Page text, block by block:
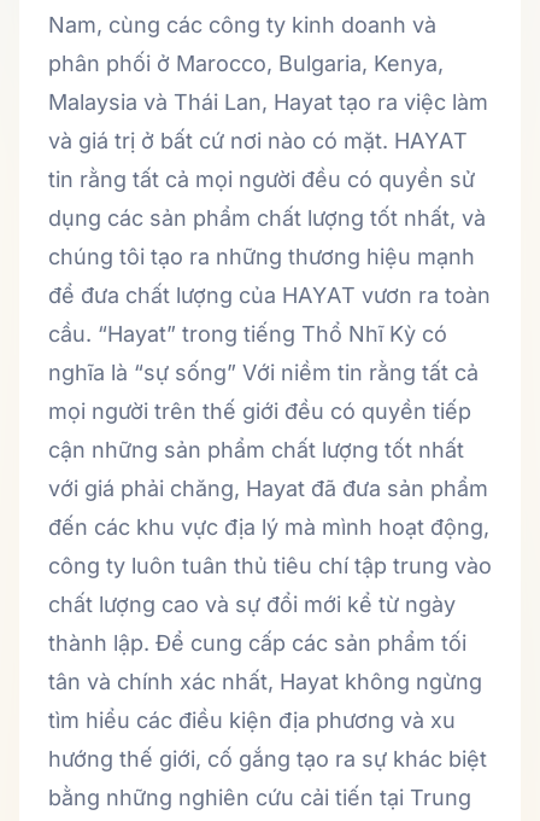
Nam, cùng các công ty kinh doanh và
phân phối ở Marocco, Bulgaria, Kenya,
Malaysia và Thái Lan, Hayat tạo ra việc làm
và giá trị ở bất cứ nơi nào có mặt. HAYAT
tin rằng tất cả mọi người đều có quyền sử
dụng các sản phẩm chất lượng tốt nhất, và
chúng tôi tạo ra những thương hiệu mạnh
để đưa chất lượng của HAYAT vươn ra toàn
cầu. “Hayat” trong tiếng Thổ Nhĩ Kỳ có
nghĩa là “sự sống” Với niềm tin rằng tất cả
mọi người trên thế giới đều có quyền tiếp
cận những sản phẩm chất lượng tốt nhất
với giá phải chăng, Hayat đã đưa sản phẩm
đến các khu vực địa lý mà mình hoạt động,
công ty luôn tuân thủ tiêu chí tập trung vào
chất lượng cao và sự đổi mới kể từ ngày
thành lập. Để cung cấp các sản phẩm tối
tân và chính xác nhất, Hayat không ngừng
tìm hiểu các điều kiện địa phương và xu
hướng thế giới, cố gắng tạo ra sự khác biệt
bằng những nghiên cứu cải tiến tại Trung